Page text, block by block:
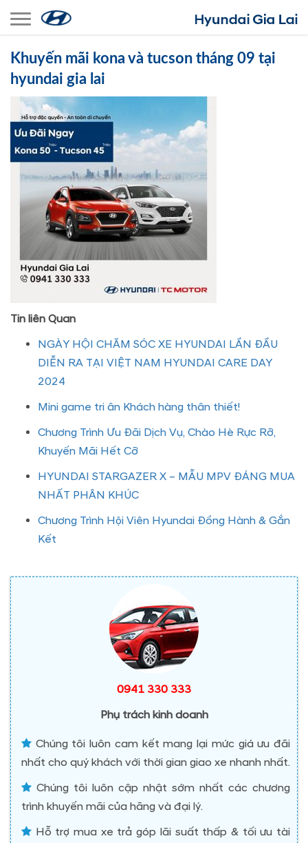
Toggle navigation
Khuyến mãi kona và tucson tháng 09 tại
hyundai gia lai
Tin liên Quan
NGÀY HỘI CHĂM SÓC XE HYUNDAI LẦN ĐẦU
DIỄN RA TẠI VIỆT NAM HYUNDAI CARE DAY
2024
Mini game tri ân Khách hàng thân thiết!
Chương Trình Ưu Đãi Dịch Vụ, Chào Hè Rực Rỡ,
Khuyến Mãi Hết Cỡ
HYUNDAI STARGAZER X – MẪU MPV ĐÁNG MUA
NHẤT PHÂN KHÚC
Chương Trình Hội Viên Hyundai Đồng Hành & Gắn
Kết
0941 330 333
Phụ trách kinh doanh
Chúng tôi luôn cam kết mang lại mức giá ưu đãi
nhất cho quý khách với thời gian giao xe nhanh nhất.
Chúng tôi luôn cập nhật sớm nhất các chương
trình khuyến mãi của hãng và đại lý.
Hỗ trợ mua xe trả góp lãi suất thấp & tối ưu tài